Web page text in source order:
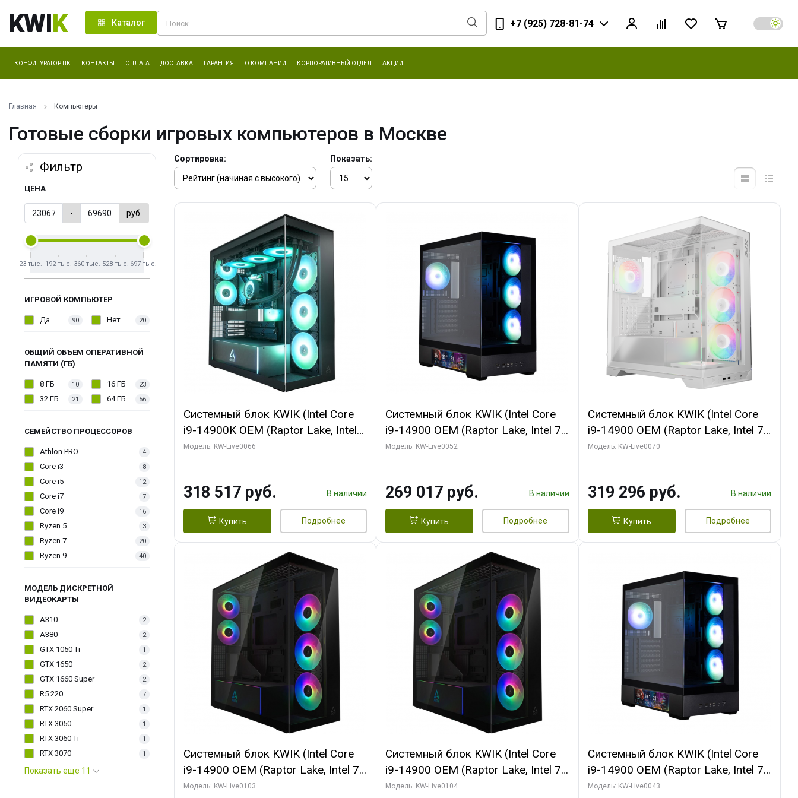
KWIK Каталог +7 (925) 728-81-74
КОНФИГУРАТОР ПК КОНТАКТЫ ОПЛАТА ДОСТАВКА ГАРАНТИЯ О КОМПАНИИ КОРПОРАТИВНЫЙ ОТДЕЛ АКЦИИ
Главная Компьютеры
Готовые сборки игровых компьютеров в Москве
Фильтр
ЦЕНА
- руб.
23 тыс. 192 тыс. 360 тыс. 528 тыс. 697 тыс.
ИГРОВОЙ КОМПЬЮТЕР
Да 90 Нет 20
ОБЩИЙ ОБЪЕМ ОПЕРАТИВНОЙ
ПАМЯТИ (ГБ)
8 ГБ 10 16 ГБ 23
32 ГБ 21 64 ГБ 56
СЕМЕЙСТВО ПРОЦЕССОРОВ
Athlon PRO 4
Core i3 8
Core i5 12
Core i7 7
Core i9 16
Ryzen 5 3
Ryzen 7 20
Ryzen 9 40
МОДЕЛЬ ДИСКРЕТНОЙ
ВИДЕОКАРТЫ
A310 2
A380 2
GTX 1050 Ti 1
GTX 1650 2
GTX 1660 Super 2
R5 220 7
RTX 2060 Super 1
RTX 3050 1
RTX 3060 Ti 1
RTX 3070 1
Показать еще 11
Сортировка: Показать:
Системный блок KWIK (Intel Core
i9-14900K OEM (Raptor Lake, Intel
7, C24 16EC/8PC/ 64 ГБ ОЗУ (2
GDDR7 256bit/ 1 ТБ SSD)
Модель: KW-Live0066
318 517 руб. В наличии
Купить Подробнее
Системный блок KWIK (Intel Core
i9-14900 OEM (Raptor Lake, Intel 7,
C24 16EC/8PC// 64 ГБ ОЗУ (2
256bit 3xDP HD/ 512 ГБ SSD)
Модель: KW-Live0052
269 017 руб. В наличии
Купить Подробнее
Системный блок KWIK (Intel Core
i9-14900 OEM (Raptor Lake, Intel 7,
C24 16EC/8PC// 64 ГБ ОЗУ (2
GDDR7 256bit/ 960 ГБ SSD)
Модель: KW-Live0070
319 296 руб. В наличии
Купить Подробнее
Системный блок KWIK (Intel Core
i9-14900 OEM (Raptor Lake, Intel 7,
C24 16EC/8PC// 64 ГБ ОЗУ (2
Модель: KW-Live0103
Системный блок KWIK (Intel Core
i9-14900 OEM (Raptor Lake, Intel 7,
C24 16EC/8PC// 64 ГБ ОЗУ (2
Модель: KW-Live0104
Системный блок KWIK (Intel Core
i9-14900 OEM (Raptor Lake, Intel 7,
C24 16EC/8PC// 16 ГБ ОЗУ (2
Модель: KW-Live0043